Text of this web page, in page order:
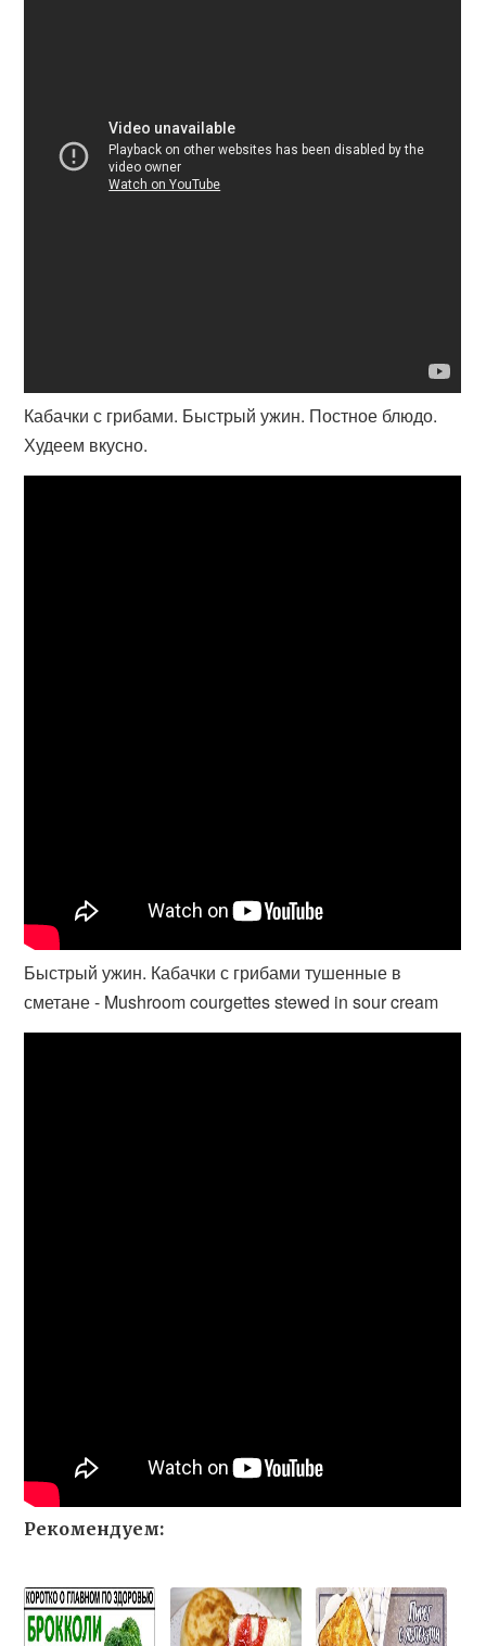
Кабачки с грибами. Быстрый ужин. Постное блюдо.
Худеем вкусно.
Быстрый ужин. Кабачки с грибами тушенные в
сметане - Mushroom courgettes stewed in sour cream
Рекомендуем: